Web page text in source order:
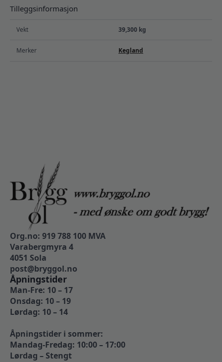
Tilleggsinformasjon
Vekt 39,300 kg
Merker Kegland
Org.no: 919 788 100 MVA
Varabergmyra 4
4051 Sola
post@bryggol.no
Åpningstider
Man-Fre: 10 – 17
Onsdag: 10 – 19
Lørdag: 10 – 14
Åpningstider i sommer:
Mandag-Fredag: 10:00 – 17:00
Lørdag – Stengt